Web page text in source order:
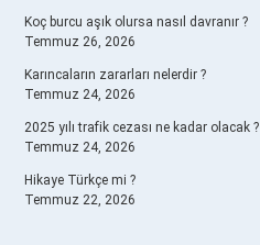
Koç burcu aşık olursa nasıl davranır ?
Temmuz 26, 2026
Karıncaların zararları nelerdir ?
Temmuz 24, 2026
2025 yılı trafik cezası ne kadar olacak ?
Temmuz 24, 2026
Hikaye Türkçe mi ?
Temmuz 22, 2026